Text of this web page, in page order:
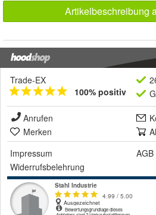
Artikelbeschreibung
Trade-EX
100% positiv
Anrufen
Merken
Impressum
AGB
Widerrufsbelehrung